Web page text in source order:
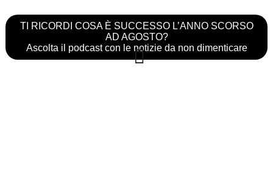
TI RICORDI COSA È SUCCESSO L’ANNO SCORSO
AD AGOSTO?
Ascolta il podcast con le notizie da non dimenticare